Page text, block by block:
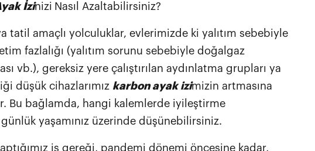
İzinizi Nasıl Azaltabilirsiniz?
tatil amaçlı yolculuklar, evlerimizde ki yalıtım sebebiyle
fazlalığı (yalıtım sorunu sebebiyle doğalgaz
vb.), gereksiz yere çalıştırılan aydınlatma grupları ya
düşük cihazlarımız karbon ayak izimizin artmasına
Bu bağlamda, hangi kalemlerde iyileştirme
yaşamınız üzerinde düşünebilirsiniz.
iş gereği, pandemi dönemi öncesine kadar,